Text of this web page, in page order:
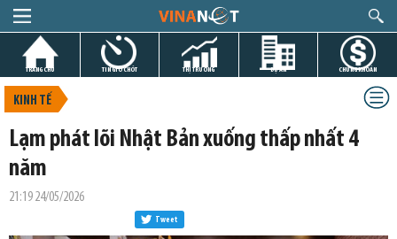
TRANG CHỦ TIN GIỜ CHÓT THỊ TRƯỜNG DỰ ÁN CHỨNG KHOÁN
KINH TẾ
Lạm phát lõi Nhật Bản xuống thấp nhất 4
năm
21:19 24/05/2026
Tweet